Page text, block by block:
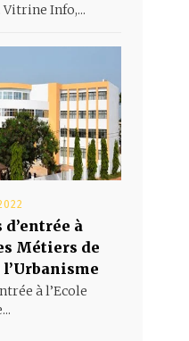
Info,...
à
Métiers de
à l’Ecole